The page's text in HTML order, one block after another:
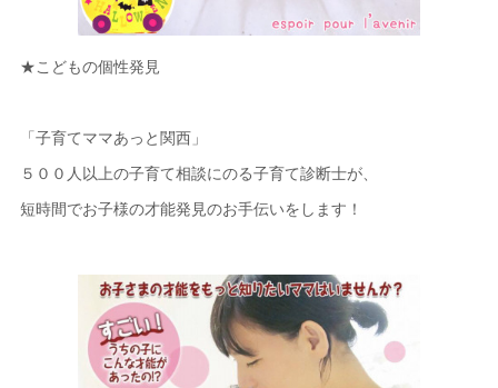
★こどもの個性発見
「子育てママあっと関西」
５００人以上の子育て相談にのる子育て診断士が、
短時間でお子様の才能発見のお手伝いをします！